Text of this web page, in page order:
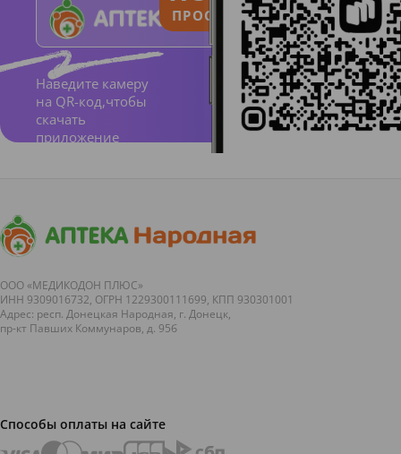
• Цвет -
белый
Специа
льные
НЕ
СОДЕР
ЖИТ:
фтор,
агресси
ы,
антисе
Наведите камеру
на QR-код,чтобы
скачать
приложение
ПРОСТО И ПОНЯТНО
ООО «МЕДИКОДОН ПЛЮС»
ИНН 9309016732, ОГРН 1229300111699, КПП 930301001
Адрес: респ. Донецкая Народная, г. Донецк,
пр-кт Павших Коммунаров, д. 95б
Способы оплаты на сайте